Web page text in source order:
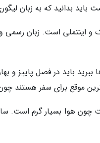
باید بدانید که به زبان
و اینتملی است. زبان
باید در فصل پاییز و
موقع برای سفر هستند
چون هوا بسیار گرم